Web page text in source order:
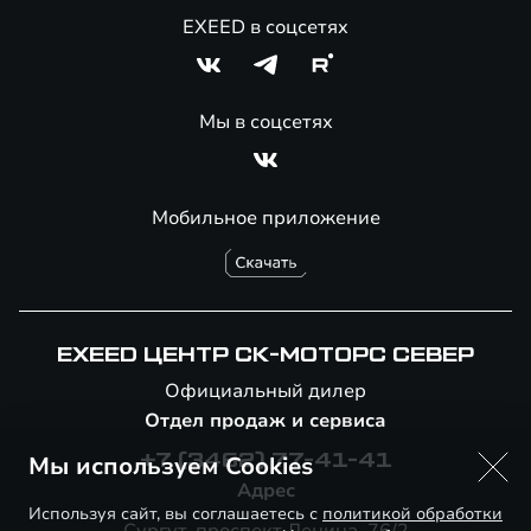
Мобильное приложение
EXEED в соцсетях
Мы в соцсетях
EXEED ЦЕНТР СК-МОТОРС СЕВЕР
Официальный дилер
Отдел продаж и сервиса
+7 (3462) 77-41-41
Адрес
Мы используем Cookies
Используя сайт, вы соглашаетесь с политикой обработки